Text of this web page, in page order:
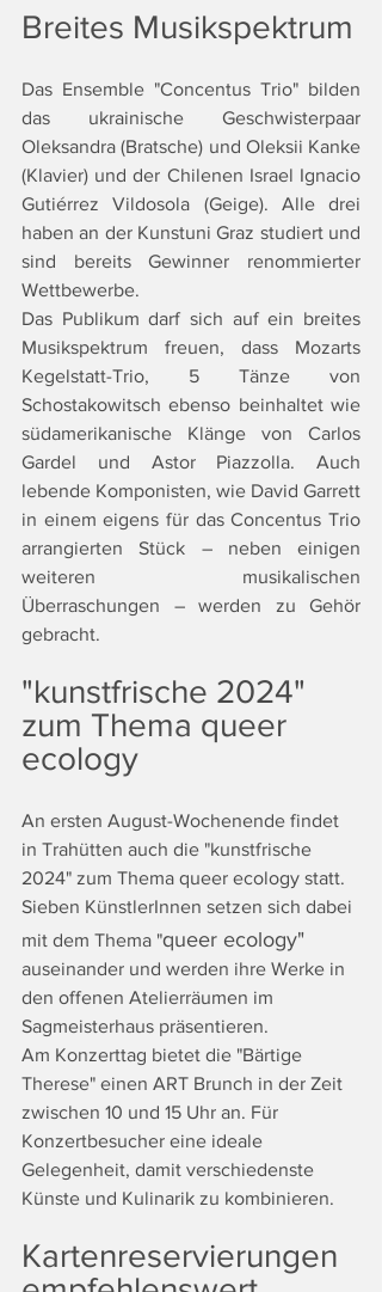
Das Ensemble "Concentus Trio" bilden
das ukrainische Geschwisterpaar
Oleksandra (Bratsche) und Oleksii Kanke
(Klavier) und der Chilenen Israel Ignacio
Gutiérrez Vildosola (Geige). Alle drei
haben an der Kunstuni Graz studiert und
sind bereits Gewinner renommierter
Wettbewerbe.
Das Publikum darf sich auf ein breites
Musikspektrum freuen, dass Mozarts
Kegelstatt-Trio, 5 Tänze von
Schostakowitsch ebenso beinhaltet wie
südamerikanische Klänge von Carlos
Gardel und Astor Piazzolla. Auch
lebende Komponisten, wie David Garrett
in einem eigens für das Concentus Trio
arrangierten Stück – neben einigen
weiteren musikalischen
Überraschungen – werden zu Gehör
gebracht.
"kunstfrische 2024"
zum Thema queer
ecology
An ersten August-Wochenende findet
in Trahütten auch die "kunstfrische
2024" zum Thema queer ecology statt.
Sieben KünstlerInnen setzen sich dabei
mit dem Thema "queer ecology"
auseinander und werden ihre Werke in
den offenen Atelierräumen im
Sagmeisterhaus präsentieren.
Am Konzerttag bietet die "Bärtige
Therese" einen ART Brunch in der Zeit
zwischen 10 und 15 Uhr an. Für
Konzertbesucher eine ideale
Gelegenheit, damit verschiedenste
Künste und Kulinarik zu kombinieren.
Kartenreservierungen